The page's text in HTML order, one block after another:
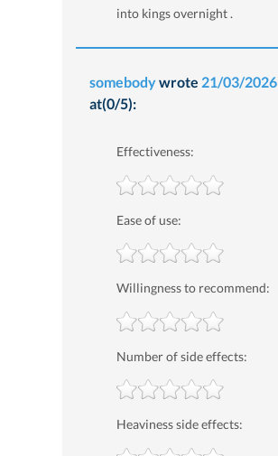
into kings overnight .
somebodywrote 21/03/2026
at(0/5):
Effectiveness:
Ease of use:
Willingness to recommend:
Number of side effects:
Heaviness side effects: